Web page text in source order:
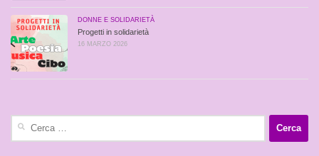
DONNE E SOLIDARIETÀ
Progetti in solidarietà
16 MARZO 2026